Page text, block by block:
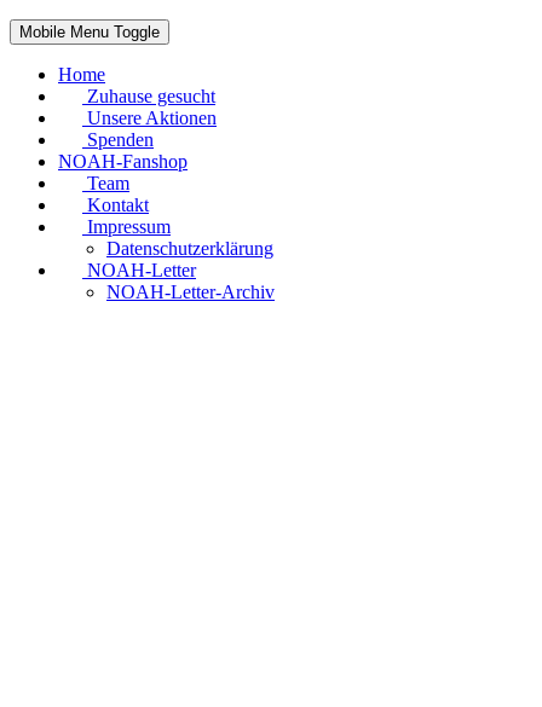
Mobile Menu Toggle
Home
Zuhause gesucht
Unsere Aktionen
Spenden
NOAH-Fanshop
Team
Kontakt
Impressum
Datenschutzerklärung
NOAH-Letter
NOAH-Letter-Archiv